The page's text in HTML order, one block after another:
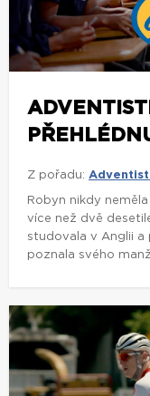
Z pořadu:
Robyn nikdy
více než dvě
studovala v Anglii a
poznala svého